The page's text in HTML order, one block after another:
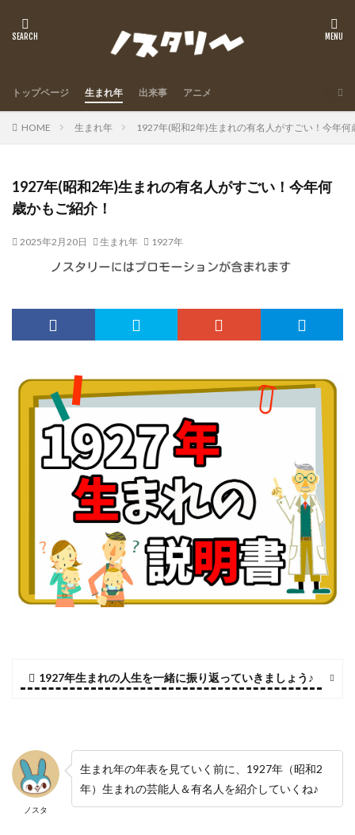
トップページ 生まれ年 出来事 アニメ
HOME 生まれ年 1927年(昭和2年)生まれの有名人がすごい！今年何
1927年(昭和2年)生まれの有名人がすごい！今年何
歳かもご紹介！
2025年2月20日 生まれ年 1927年
1927年生まれの人生を一緒に振り返っていきましょう♪
ノスタ
生まれ年の年表を見ていく前に、1927年（昭和2
年）生まれの芸能人＆有名人を紹介していくね♪